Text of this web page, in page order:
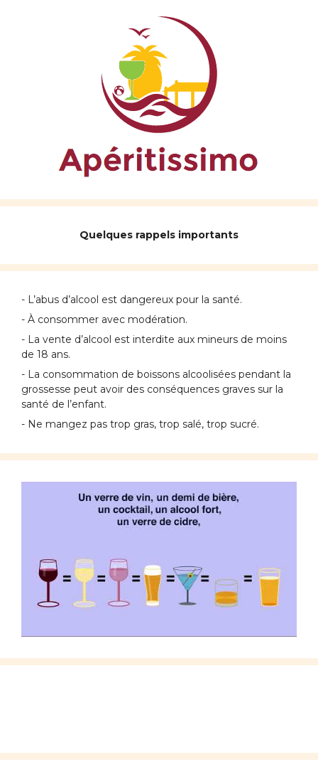
Quelques rappels importants
- L’abus d’alcool est dangereux pour la santé.
- À consommer avec modération.
- La vente d’alcool est interdite aux mineurs de moins
de 18 ans.
- La consommation de boissons alcoolisées pendant la
grossesse peut avoir des conséquences graves sur la
santé de l’enfant.
- Ne mangez pas trop gras, trop salé, trop sucré.